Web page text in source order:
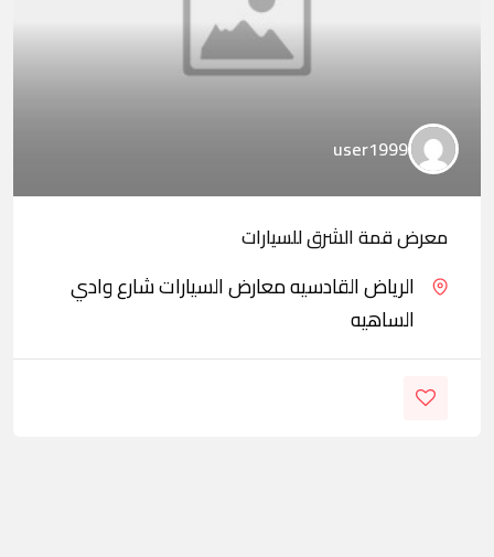
user1999
معرض قمة الشرق للسيارات
الرياض القادسيه معارض السيارات شارع وادي
الساهيه